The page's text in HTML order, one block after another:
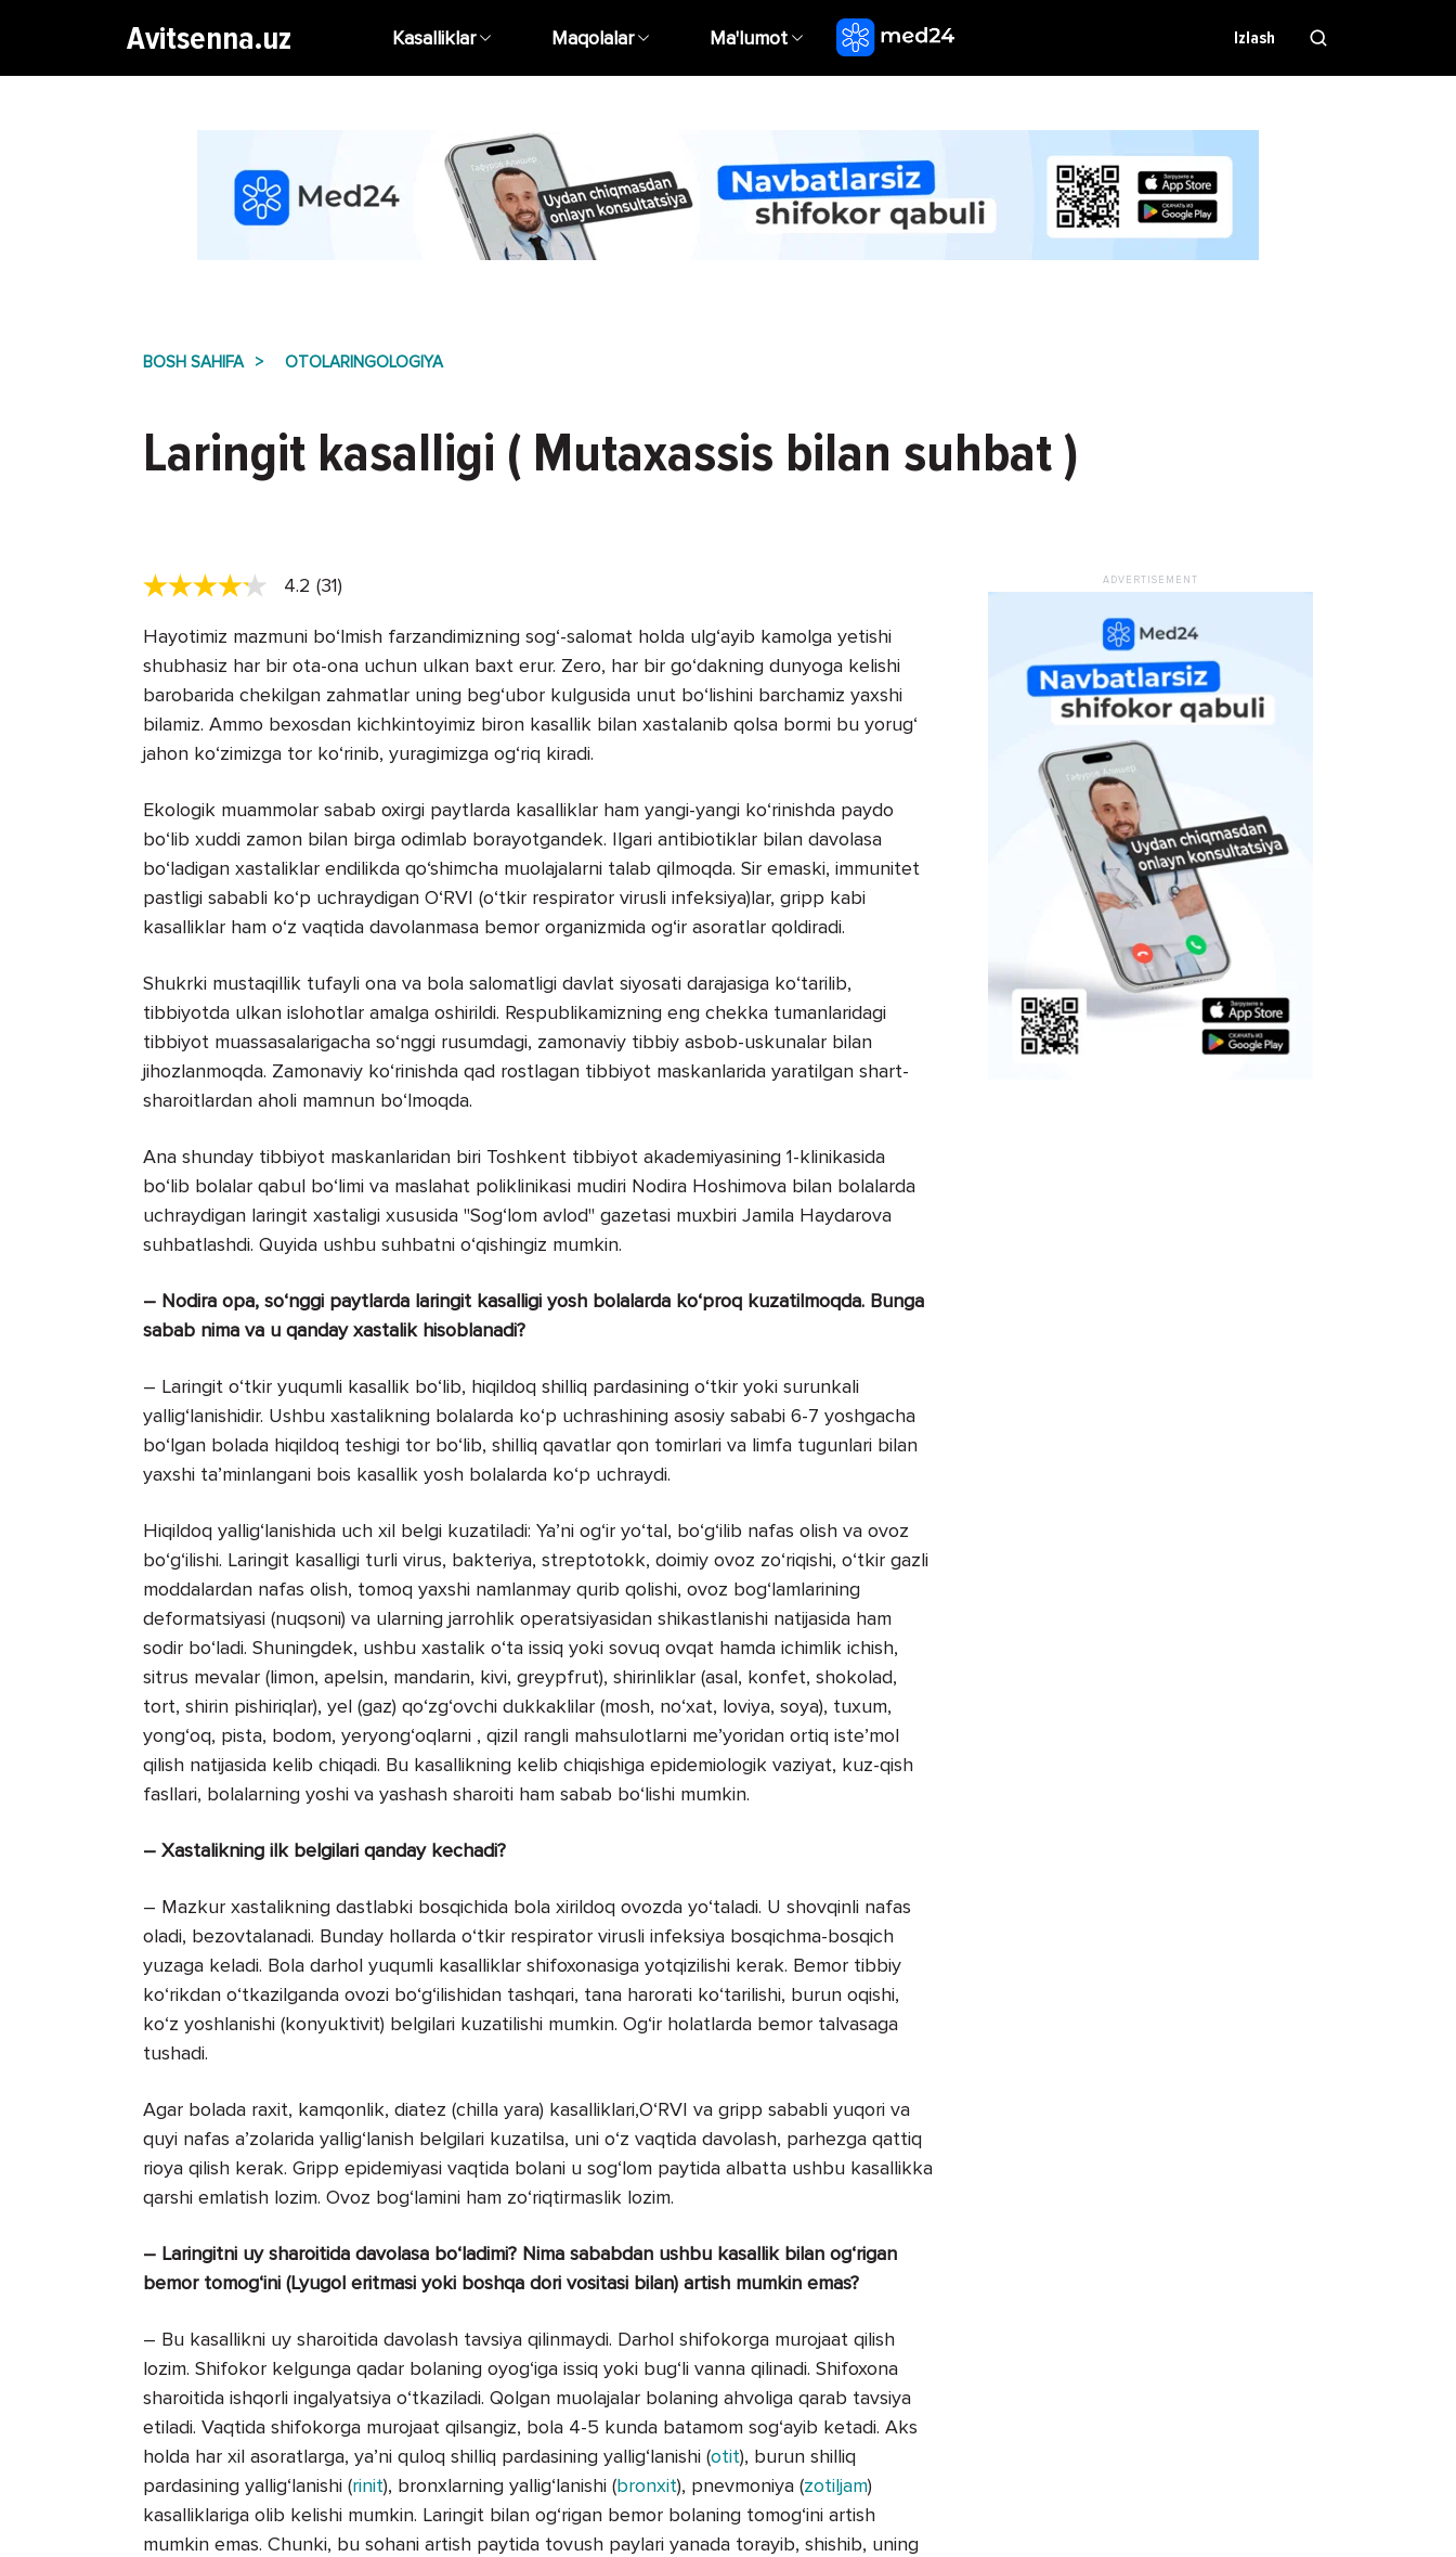
Avitsenna.uz Kasalliklar Maqolalar Ma'lumot Izlash
BOSH SAHIFA OTOLARINGOLOGIYA
Laringit kasalligi ( Mutaxassis bilan suhbat )
4.2 (31)
Hayotimiz mazmuni bo‘lmish farzandimizning sog‘-salomat holda ulg‘ayib kamolga yetishi
shubhasiz har bir ota-ona uchun ulkan baxt erur. Zero, har bir go‘dakning dun­yoga kelishi
barobarida chekilgan zahmatlar uning beg‘ubor kulgusida unut bo‘lishini barchamiz yaxshi
bilamiz. Ammo bexosdan kichkintoyimiz biron kasallik bilan xastalanib qolsa bormi bu yorug‘
jahon ko‘zimizga tor ko‘rinib, yuragimizga og‘riq kiradi.
Ekologik muammolar sabab oxirgi payt­larda kasalliklar ham yangi-yangi ko‘rinishda paydo
bo‘lib xuddi zamon bilan birga odimlab borayotgandek. Ilgari antibiotiklar bilan davolasa
bo‘ladigan xastaliklar endilikda qo‘shimcha muolajalarni talab qilmoqda. Sir emaski, immunitet
pastligi sababli ko‘p uchraydigan O‘RVI (o‘tkir respirator virusli infeksiya)lar, gripp kabi
kasalliklar ham o‘z vaqtida davolanmasa bemor organizmida og‘ir asoratlar qoldiradi.
Shukrki mustaqillik tufayli ona va bola salomatligi davlat siyosati darajasiga ko‘tarilib,
tibbiyotda ulkan islohotlar amalga oshirildi. Respublikamizning eng chekka tumanlaridagi
tibbiyot muassasalarigacha so‘nggi rusumdagi, zamonaviy tibbiy asbob-uskunalar bilan
jihozlanmoqda. Zamonaviy ko‘rinishda qad rostlagan tibbiyot maskanlarida yaratilgan shart-
sharoitlardan aholi mamnun bo‘lmoqda.
Ana shunday tibbiyot maskanlaridan biri Toshkent tibbiyot akademiyasining 1-klinikasida
bo‘lib bolalar qabul bo‘limi va maslahat poliklinikasi mudiri Nodira Hoshimova bilan bolalarda
uchraydigan laringit xastaligi xususida "Sog‘lom avlod" gazetasi muxbiri Jamila Haydarova
suhbatlashdi. Quyida ushbu suhbatni o‘qishingiz mumkin.
– Nodira opa, so‘nggi paytlarda laringit kasalligi yosh bolalarda ko‘proq kuzatilmoqda. Bunga
sabab nima va u qanday xastalik hisoblanadi?
– Laringit o‘tkir yuqumli kasallik bo‘lib, hiqildoq shilliq pardasining o‘tkir yoki surunkali
yallig‘lanishidir. Ushbu xastalikning bolalarda ko‘p uchrashining asosiy sababi 6-7 yoshgacha
bo‘lgan bolada hiqildoq teshigi tor bo‘lib, shilliq qavatlar qon tomirlari va limfa tugunlari bilan
yaxshi ta’minlangani bois kasallik yosh bolalarda ko‘p uchraydi.
Hiqildoq yallig‘lanishida uch xil belgi kuzatiladi: Ya’ni og‘ir yo‘tal, bo‘g‘ilib nafas olish va ovoz
bo‘g‘ilishi. Laringit kasalligi turli virus, bakteriya, streptotokk, doimiy ovoz zo‘riqishi, o‘tkir gazli
moddalardan nafas olish, tomoq yaxshi namlanmay qurib qolishi, ovoz bog‘lamlarining
deformatsiyasi (nuqsoni) va ularning jarrohlik operatsiyasidan shikastlanishi natijasida ham
sodir bo‘ladi. Shuningdek, ushbu xastalik o‘ta issiq yoki sovuq ovqat hamda ichimlik ichish,
sitrus mevalar (limon, apelsin, mandarin, kivi, greypfrut), shirinlik­lar (asal, konfet, shokolad,
tort, shirin pishiriqlar), yel (gaz) qo‘zg‘ovchi dukkaklilar (mosh, no‘xat, loviya, soya), tuxum,
yong‘oq, pista, bodom, yeryong‘oqlarni , qizil rangli mahsulotlarni me’yoridan ortiq iste’mol
qilish natijasida kelib chiqadi. Bu kasallikning kelib chiqishiga epidemiologik vaziyat, kuz-qish
fasllari, bolalarning yoshi va yashash sharoiti ham sabab bo‘lishi mumkin.
– Xastalikning ilk belgilari qanday kechadi?
– Mazkur xastalikning dastlabki bosqichida bola xirildoq ovozda yo‘taladi. U shovqinli nafas
oladi, bezovtalanadi. Bunday hollarda o‘tkir respirator virusli infeksiya bosqichma-bosqich
yuzaga keladi. Bola darhol yuqumli kasalliklar shifoxonasiga yotqizilishi kerak. Bemor tibbiy
ko‘rikdan o‘tkazilganda ovozi bo‘g‘ilishidan tashqari, tana harorati ko‘tarilishi, burun oqishi,
ko‘z yoshlanishi (konyuktivit) belgilari kuzatilishi mumkin. Og‘ir holatlarda bemor talvasaga
tushadi.
Agar bolada raxit, kamqonlik, diatez (chilla yara) kasalliklari,O‘RVI va gripp sababli yuqori va
quyi nafas a’zolarida yallig‘lanish belgilari kuzatilsa, uni o‘z vaqtida davolash, parhezga qattiq
rioya qilish kerak. Gripp epidemiyasi vaqtida bolani u sog‘lom paytida albatta ushbu kasallikka
qarshi emlatish lozim. Ovoz bog‘lamini ham zo‘riqtirmaslik lozim.
– Laringitni uy sharoitida davolasa bo‘ladimi? Nima sababdan ushbu kasallik bilan og‘rigan
bemor tomog‘ini (Lyugol eritmasi yoki boshqa dori vositasi bilan) artish mumkin emas?
– Bu kasallikni uy sharoitida davolash tavsiya qilinmaydi. Darhol shifokorga murojaat qilish
lozim. Shifokor kelgunga qadar bolaning oyog‘iga issiq yoki bug‘li vanna qilinadi. Shifoxona
sharoitida ishqorli ingalyatsiya o‘tkaziladi. Qolgan muolajalar bolaning ahvoliga qarab tavsiya
etiladi. Vaqtida shifokorga murojaat qilsangiz, bola 4-5 kunda batamom sog‘ayib ketadi. Aks
holda har xil asoratlarga, ya’ni quloq shilliq pardasining yallig‘lanishi (otit), burun shilliq
pardasining yallig‘lanishi (rinit), bronxlarning yallig‘lanishi (bronxit), pnevmoniya (zotiljam)
kasalliklariga olib kelishi mumkin. Laringit bilan og‘rigan bemor bolaning tomog‘ini artish
mumkin emas. Chunki, bu sohani artish paytida tovush paylari yanada torayib, shishib, uning